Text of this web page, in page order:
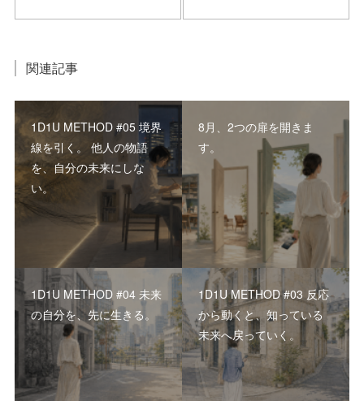
関連記事
1D1U METHOD #05 境界
線を引く。 他人の物語
を、自分の未来にしな
い。
8月、2つの扉を開きま
す。
1D1U METHOD #04 未来
の自分を、先に生きる。
1D1U METHOD #03 反応
から動くと、知っている
未来へ戻っていく。